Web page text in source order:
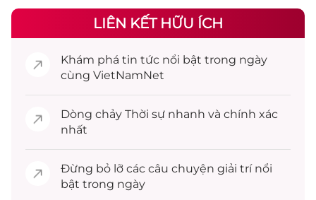
LIÊN KẾT HỮU ÍCH
Khám phá tin tức nổi bật trong ngày
cùng VietNamNet
Dòng chảy Thời sự nhanh và chính xác
nhất
Đừng bỏ lỡ các câu chuyện giải trínổi
bật trong ngày